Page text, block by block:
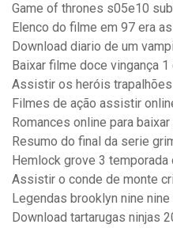
Game of thrones s05e10
Elenco do filme em 97 era
Download diario de um
Baixar filme doce vingança 1
Assistir os heróis
Filmes de ação assistir
Romances online para
Resumo do final da serie
Hemlock grove 3 temporada
Assistir o conde de monte
Legendas brooklyn nine
Download tartarugas ninjas